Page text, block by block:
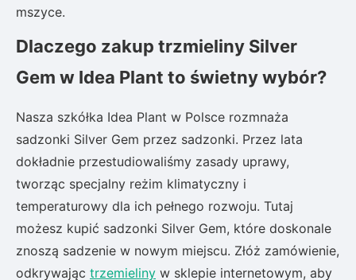
mszyce.
Dlaczego zakup trzmieliny Silver
Gem w Idea Plant to świetny wybór?
Nasza szkółka Idea Plant w Polsce rozmnaża
sadzonki Silver Gem przez sadzonki. Przez lata
dokładnie przestudiowaliśmy zasady uprawy,
tworząc specjalny reżim klimatyczny i
temperaturowy dla ich pełnego rozwoju. Tutaj
możesz kupić sadzonki Silver Gem, które doskonale
znoszą sadzenie w nowym miejscu. Złóż zamówienie,
odkrywając trzemieliny w sklepie internetowym, aby